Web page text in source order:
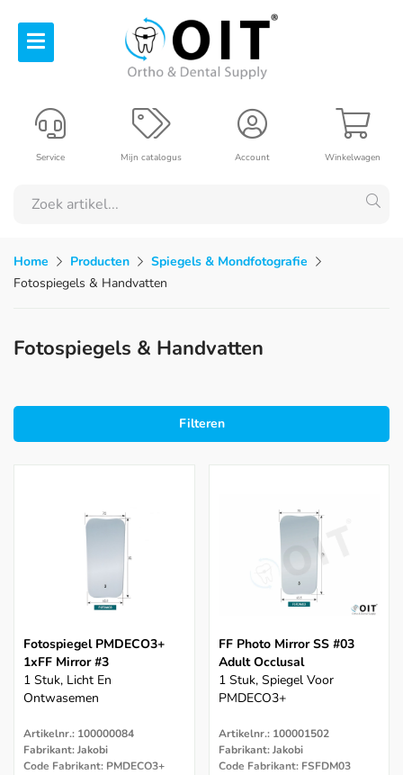
Winkelwagen
Account
Mijn catalogus
Service
Home Producten
Spiegels & Mondfotografie
Fotospiegels & Handvatten
Fotospiegels & Handvatten
Filteren
Fotospiegel PMDECO3+
1xFF Mirror #3
1 Stuk, Licht En
Ontwasemen
Artikelnr.: 100000084
Fabrikant: Jakobi
Code Fabrikant: PMDECO3+
FF Photo Mirror SS #03
Adult Occlusal
1 Stuk, Spiegel Voor
PMDECO3+
Artikelnr.: 100001502
Fabrikant: Jakobi
Code Fabrikant: FSFDM03